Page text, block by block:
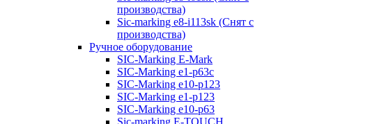
производства)
Sic-marking e8-i113sk (Снят с
производства)
Ручное оборудование
SIC-Marking E-Mark
SIC-Marking e1-p63с
SIC-Marking e10-p123
SIC-Marking e1-p123
SIC-Marking e10-p63
Sic-marking E-TOUCH